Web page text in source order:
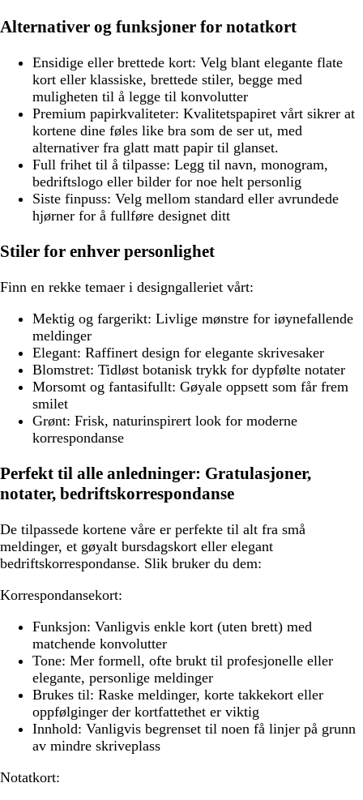
Alternativer og funksjoner for notatkort
Ensidige eller brettede kort: Velg blant elegante flate
kort eller klassiske, brettede stiler, begge med
muligheten til å legge til konvolutter
Premium papirkvaliteter: Kvalitetspapiret vårt sikrer at
kortene dine føles like bra som de ser ut, med
alternativer fra glatt matt papir til glanset.
Full frihet til å tilpasse: Legg til navn, monogram,
bedriftslogo eller bilder for noe helt personlig
Siste finpuss: Velg mellom standard eller avrundede
hjørner for å fullføre designet ditt
Stiler for enhver personlighet
Finn en rekke temaer i designgalleriet vårt:
Mektig og fargerikt: Livlige mønstre for iøynefallende
meldinger
Elegant: Raffinert design for elegante skrivesaker
Blomstret: Tidløst botanisk trykk for dypfølte notater
Morsomt og fantasifullt: Gøyale oppsett som får frem
smilet
Grønt: Frisk, naturinspirert look for moderne
korrespondanse
Perfekt til alle anledninger: Gratulasjoner,
notater, bedriftskorrespondanse
De tilpassede kortene våre er perfekte til alt fra små
meldinger, et gøyalt bursdagskort eller elegant
bedriftskorrespondanse. Slik bruker du dem:
Korrespondansekort:
Funksjon: Vanligvis enkle kort (uten brett) med
matchende konvolutter
Tone: Mer formell, ofte brukt til profesjonelle eller
elegante, personlige meldinger
Brukes til: Raske meldinger, korte takkekort eller
oppfølginger der kortfattethet er viktig
Innhold: Vanligvis begrenset til noen få linjer på grunn
av mindre skriveplass
Notatkort: